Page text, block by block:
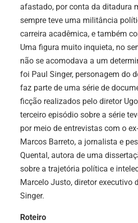
afastado, por conta da ditadura
sempre teve uma militância
carreira acadêmica, e também
Uma figura muito inquieta, no
não se acomodava a um
foi Paul Singer, personagem do
faz parte de uma série de
ficção realizados pelo diretor
terceiro episódio sobre a série
por meio de entrevistas com o
Marcos Barreto, a jornalista e
Quental, autora de uma
sobre a trajetória política e
Marcelo Justo, diretor executivo
Singer.
Roteiro